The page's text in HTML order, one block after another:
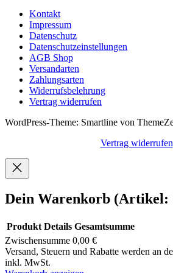
Kontakt
Impressum
Datenschutz
Datenschutzeinstellungen
AGB Shop
Versandarten
Zahlungsarten
Widerrufsbelehrung
Vertrag widerrufen
WordPress-Theme: Smartline von
Vertrag widerrufen
Dein Warenkorb (Artikel:
Produkte
Produkt Details Gesamtsumme
Zwischensumme 0,00 €
Versand, Steuern und Rabatte werden an
inkl. MwSt.